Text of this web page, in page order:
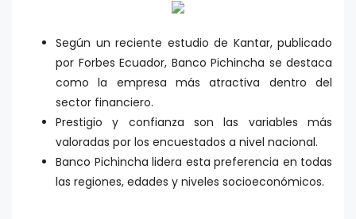
Según un reciente estudio de Kantar, publicado
por Forbes Ecuador, Banco Pichincha se destaca
como la empresa más atractiva dentro del
sector financiero.
Prestigio y confianza son las variables más
valoradas por los encuestados a nivel nacional.
Banco Pichincha lidera esta preferencia en todas
las regiones, edades y niveles socioeconómicos.